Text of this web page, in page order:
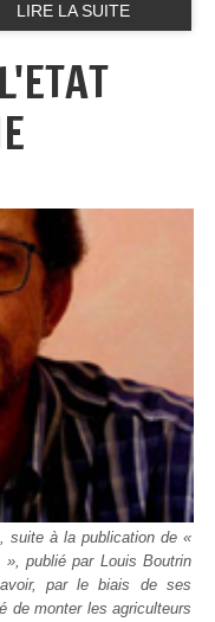
LIRE LA SUITE
suite à la publication de «
», publié par Louis Boutrin
par le biais de ses
de monter les agriculteurs